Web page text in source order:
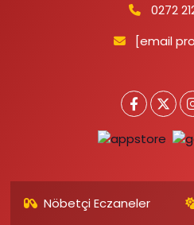
0272
[email
Nöbetçi Eczaneler